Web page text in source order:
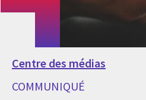
Centre des médias
COMMUNIQUÉ